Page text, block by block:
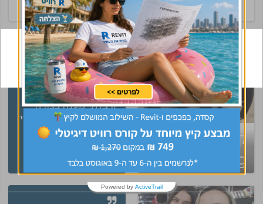
קיבלת קסדה של
CivilEng ? עשית
שינוי בקריירה
"קיבלתי שירות מנטע
השירות היה מעולה עם
הרבה ידע וסבלנות
קיבלתי מענה בצורה
מדויקת ! אמליץ לחבריי
בענף בחום !!"
אביתר מפקח בינוי
Powered by ActiveTrail